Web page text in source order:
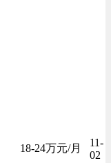
18-24万元/月
11-
02